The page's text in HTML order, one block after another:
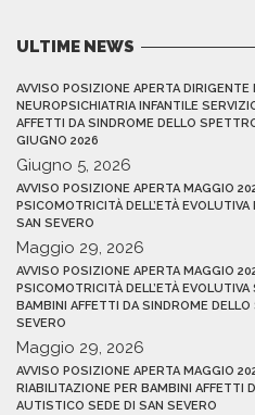
ULTIME NEWS
AVVISO POSIZIONE APERTA DIRIGENTE
NEUROPSICHIATRIA INFANTILE
AFFETTI DA SINDROME DELLO
GIUGNO 2026
Giugno 5, 2026
AVVISO POSIZIONE APERTA MAGGIO
PSICOMOTRICITÀ DELL’ETÀ
SAN SEVERO
Maggio 29, 2026
AVVISO POSIZIONE APERTA MAGGIO
PSICOMOTRICITÀ DELL’ETÀ
BAMBINI AFFETTI DA SINDROME
SEVERO
Maggio 29, 2026
AVVISO POSIZIONE APERTA MAGGIO
RIABILITAZIONE PER BAMBINI AFFETTI
AUTISTICO SEDE DI SAN SEVERO